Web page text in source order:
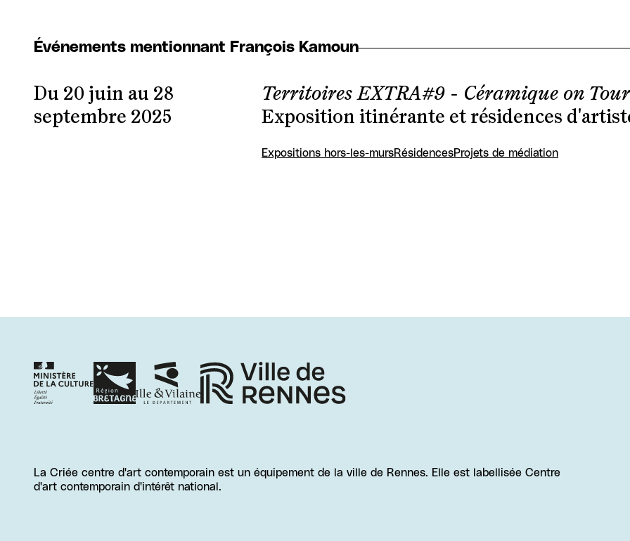
Événements mentionnant François Kamoun
Territoires EXTRA#9 - Céramique on Tour
Exposition itinérante et résidences
Du 20 juin au 28
septembre 2025
Expositions hors-les-mursRésidencesProjets de médiation
La Criée centre d'art contemporain est un équipement de la ville de Rennes. Elle est labellisée Centre
d'art contemporain d'intérêt national.